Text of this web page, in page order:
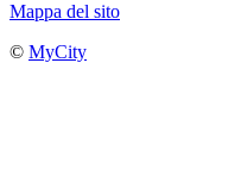
Mappa del sito
© MyCity